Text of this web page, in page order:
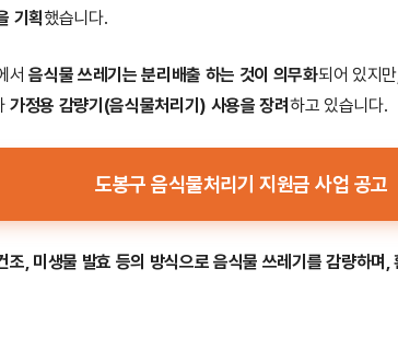
기획했습니다.
서음식물 쓰레기는 분리배출 하는 것이 의무화되어 있지
가정용 감량기(음식물처리기) 사용을 장려 하고 있습니다.
도봉구 음식물처리기 지원금 사업 공고
조, 미생물 발효 등의 방식으로 음식물 쓰레기를 감량하며,